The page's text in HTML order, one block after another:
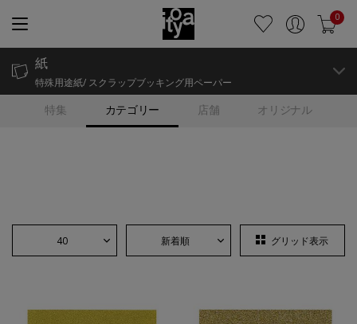
0
特集 カテゴリー 店舗 オリジナル
紙
特殊用途紙/ スクラップブッキング用ペーパー
40 新着順 グリッド表示